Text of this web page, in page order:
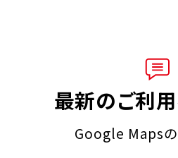
最新のご利
Google Mapsの